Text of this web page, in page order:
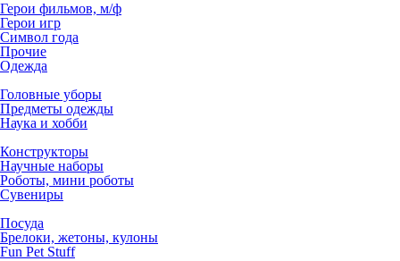
Герои фильмов, м/ф
Герои игр
Символ года
Прочие
Одежда
Головные уборы
Предметы одежды
Наука и хобби
Конструкторы
Научные наборы
Роботы, мини роботы
Сувениры
Посуда
Брелоки, жетоны, кулоны
Fun Pet Stuff